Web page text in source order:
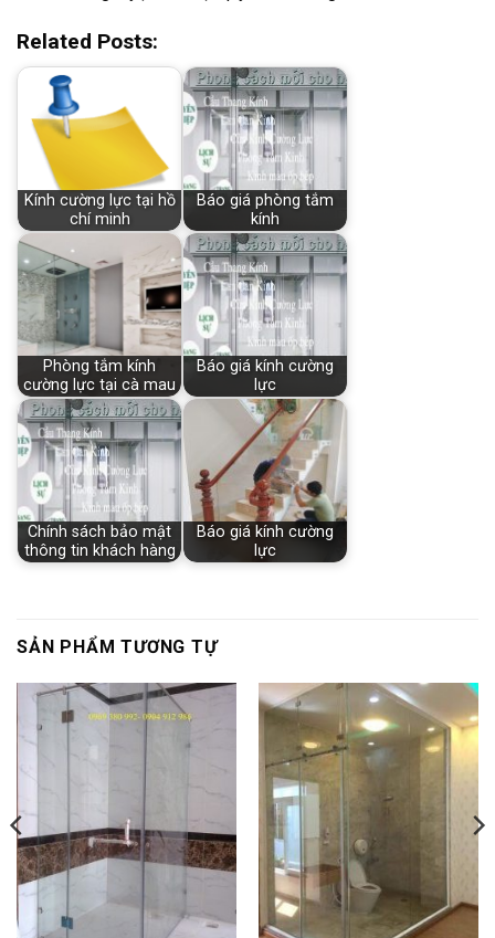
Related Posts:
Kính cường lực tại hồ
chí minh
Báo giá phòng tắm
kính
Phòng tắm kính
cường lực tại cà mau
Báo giá kính cường
lực
Chính sách bảo mật
thông tin khách hàng
Báo giá kính cường
lực
SẢN PHẨM TƯƠNG TỰ